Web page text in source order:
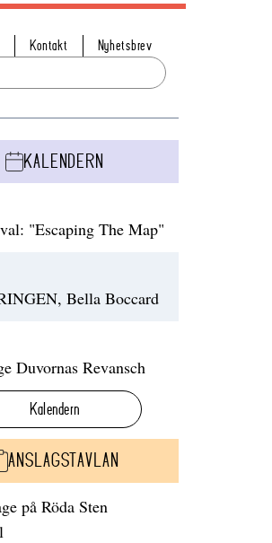
Kontakt Nyhetsbrev
KALENDERN
"Escaping The Map"
Bella Boccard
Duvornas Revansch
Kalendern
ANSLAGSTAVLAN
på Röda Sten